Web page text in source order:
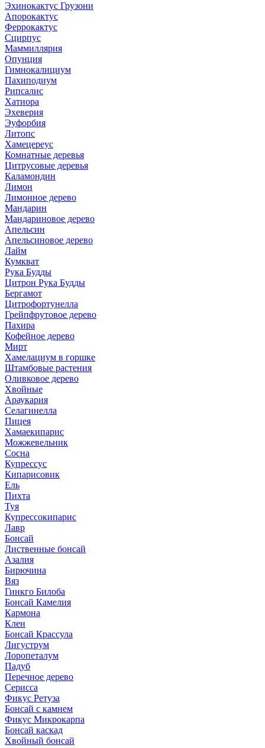
Эхинокактус Грузони
Апорокактус
Феррокактус
Сцирпус
Маммиллярия
Опунция
Гимнокалициум
Пахиподиум
Рипсалис
Хатиора
Эхеверия
Эуфорбия
Литопс
Хамецереус
Комнатные деревья
Цитрусовые деревья
Каламондин
Лимон
Лимонное дерево
Мандарин
Мандариновое дерево
Апельсин
Апельсиновое дерево
Лайм
Кумкват
Рука Будды
Цитрон Рука Будды
Бергамот
Цитрофортунелла
Грейпфрутовое дерево
Пахира
Кофейное дерево
Мирт
Хамелациум в горшке
Штамбовые растения
Оливковое дерево
Хвойные
Араукария
Селагинелла
Пицея
Хамаекипарис
Можжевельник
Сосна
Купрессус
Кипарисовик
Ель
Пихта
Туя
Купрессокипарис
Лавр
Бонсай
Лиственные бонсай
Азалия
Бирючина
Вяз
Гинкго Билоба
Бонсай Камелия
Кармона
Клен
Бонсай Крассула
Лигуструм
Лоропеталум
Падуб
Перечное дерево
Серисса
Фикус Ретуза
Бонсай с камнем
Фикус Микрокарпа
Бонсай каскад
Хвойный бонсай